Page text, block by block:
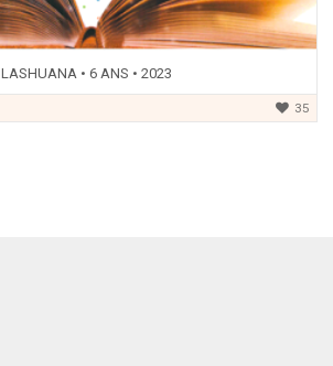
LASHUANA • 6 ANS • 2023
35